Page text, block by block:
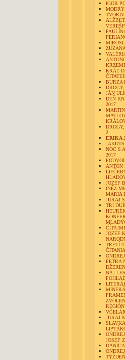
IGOR
KRÁĽ
BURZA
JÁN
DEŇ
2017
2
ERIKA
NOC S
2017
ANTON
JOZEF
INÉZ
MÁRIA
JURAJ
TRI
JOZEF
TRETÍ
PETRA
NAJ
JURAJ
JOSEF